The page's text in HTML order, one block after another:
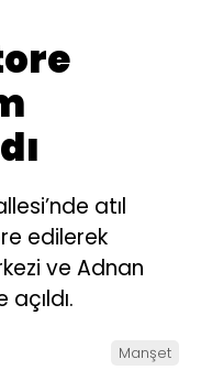
atıl
edilerek
ve Adnan
Manşet